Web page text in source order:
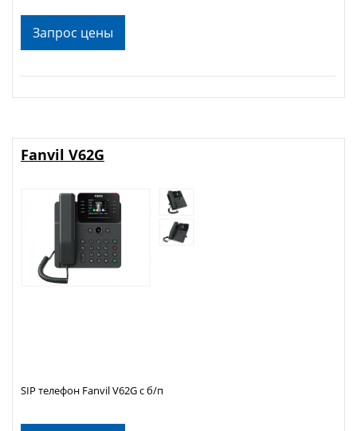
Запрос цены
Fanvil V62G
SIP телефон Fanvil V62G с б/п